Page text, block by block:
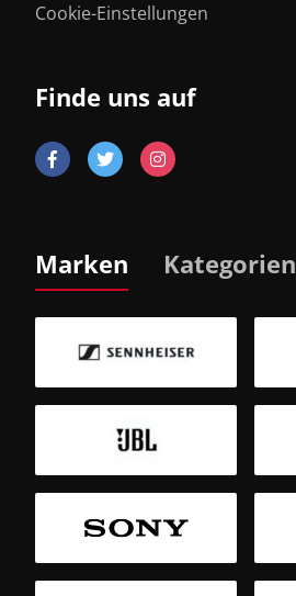
Cookie-Einstellungen
Finde uns auf
Marken Kategorien